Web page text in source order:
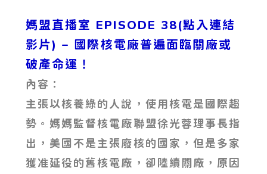
媽盟直播室 EPISODE 38(點入連結
影片) – 國際核電廠普遍面臨關廠或
破產命運！
內容：
主張以核養綠的人說，使用核電是國際趨
勢。媽媽監督核電廠聯盟徐光蓉理事長指
出，美國不是主張廢核的國家，但是多家
獲准延役的舊核電廠，卻陸續關廠，原因